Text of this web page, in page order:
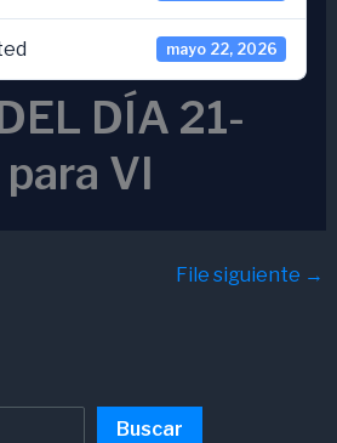
mayo 22, 2026
DÍA 21-
VI
File siguiente →
Buscar